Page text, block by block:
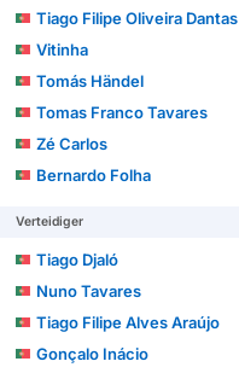
Tiago Filipe Oliveira Dantas
Vitinha
Tomás Händel
Tomas Franco Tavares
Zé Carlos
Bernardo Folha
Verteidiger
Tiago Djaló
Nuno Tavares
Tiago Filipe Alves Araújo
Gonçalo Inácio